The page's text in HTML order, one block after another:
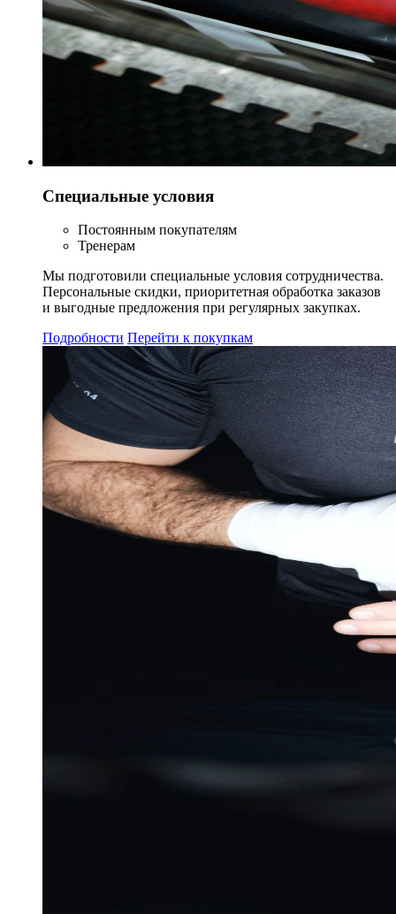
Специальные условия
Постоянным покупателям
Тренерам
Мы подготовили специальные условия сотрудничества.
Персональные скидки, приоритетная обработка заказов
и выгодные предложения при регулярных закупках.
Подробности Перейти к покупкам